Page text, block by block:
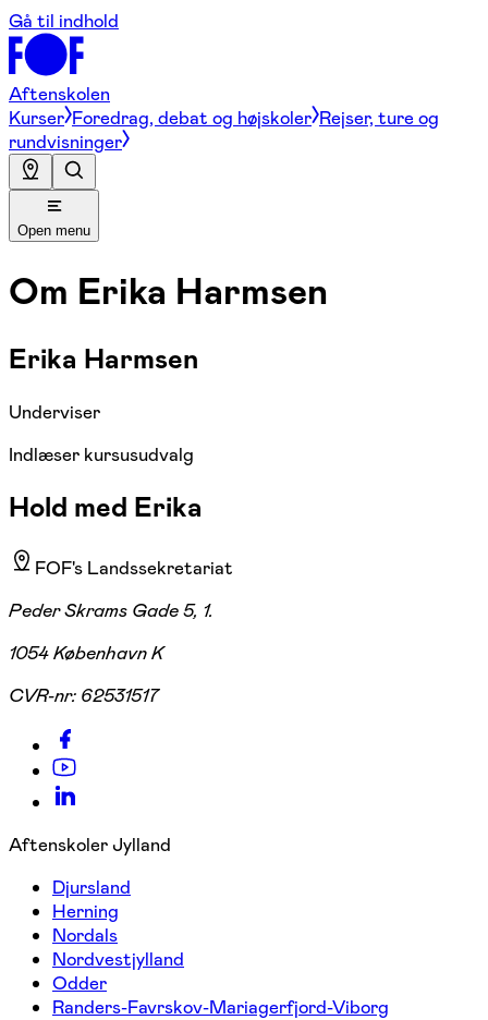
Gå til indhold
Aftenskolen
Kurser Foredrag, debat og højskoler Rejser, ture og
rundvisninger
Open menu
Om Erika Harmsen
Erika Harmsen
Underviser
Indlæser kursusudvalg
Hold med Erika
FOF's Landssekretariat
Peder Skrams Gade 5, 1.
1054 København K
CVR-nr: 62531517
Aftenskoler Jylland
Djursland
Herning
Nordals
Nordvestjylland
Odder
Randers-Favrskov-Mariagerfjord-Viborg